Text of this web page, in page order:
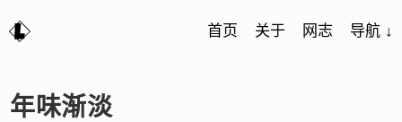
首页 关于 网志 导航 ↓
年味渐淡